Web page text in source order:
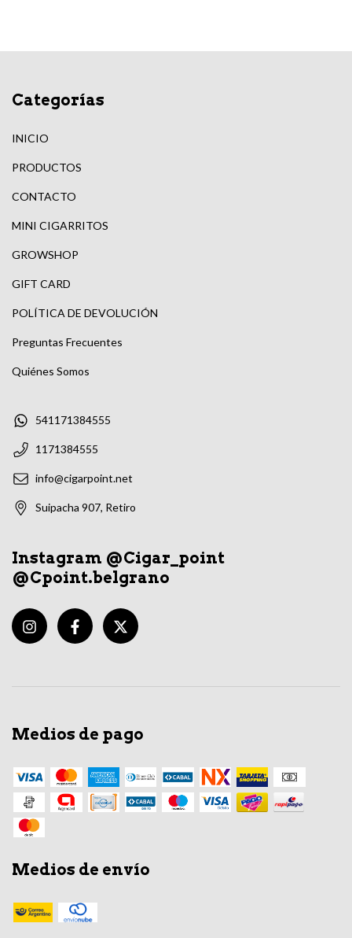
Categorías
INICIO
PRODUCTOS
CONTACTO
MINI CIGARRITOS
GROWSHOP
GIFT CARD
POLÍTICA DE DEVOLUCIÓN
Preguntas Frecuentes
Quiénes Somos
541171384555
1171384555
info@cigarpoint.net
Suipacha 907, Retiro
Instagram @Cigar_point
@Cpoint.belgrano
Medios de pago
Medios de envío